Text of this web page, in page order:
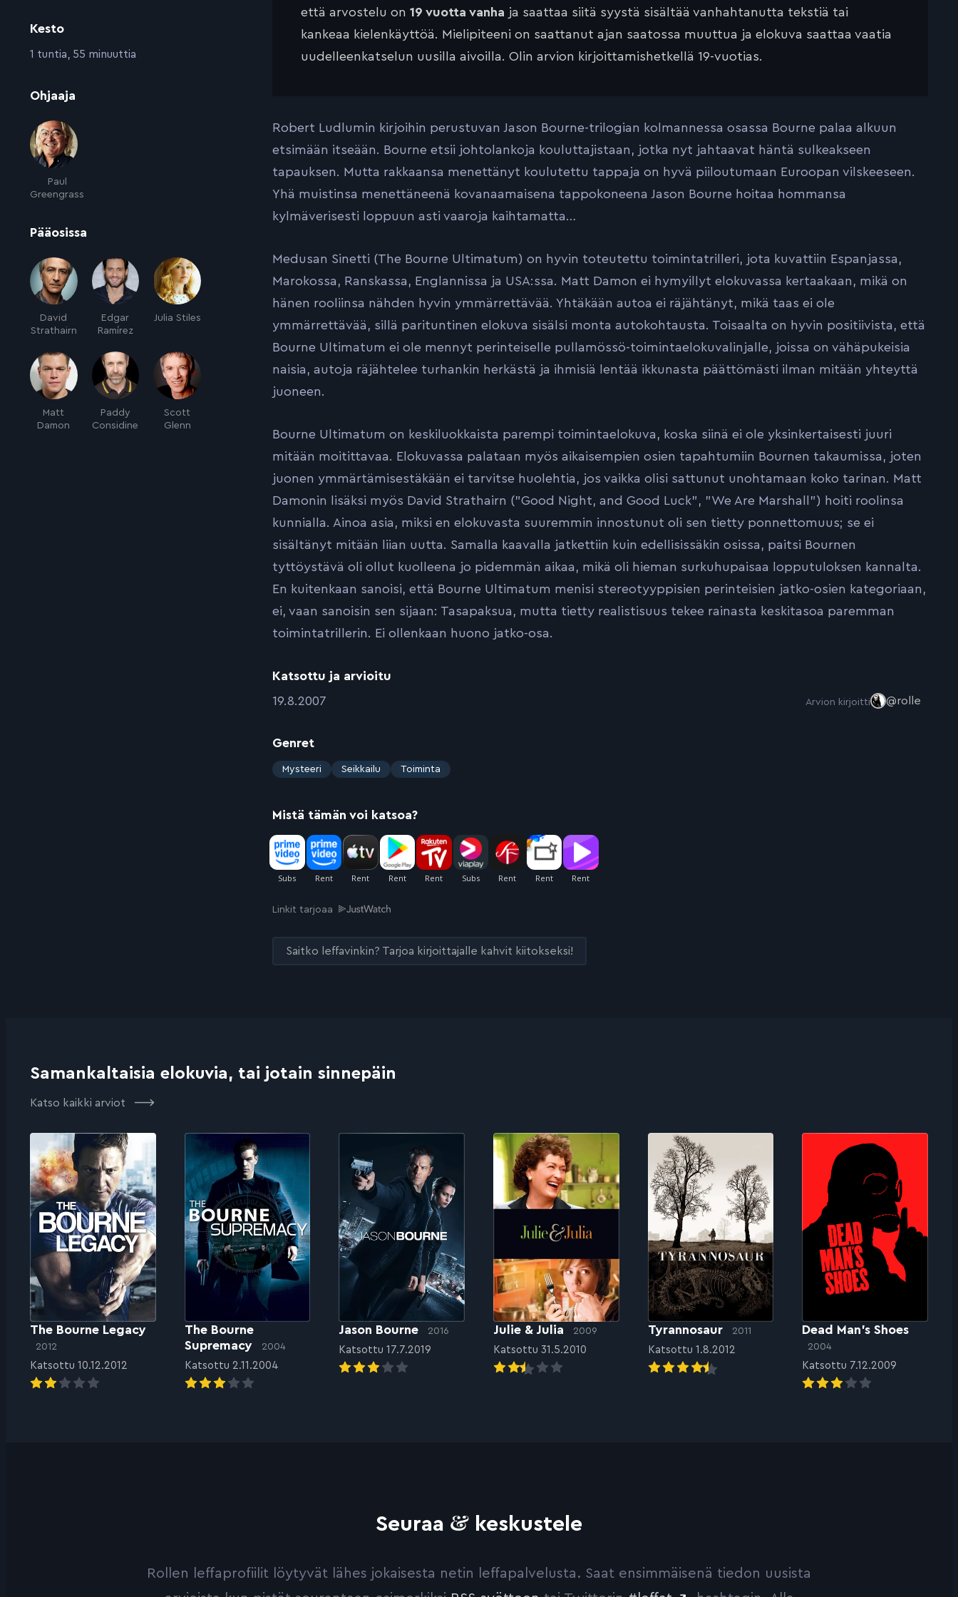
Kesto
:1 tuntia, 55 minuuttia
Ohjaaja
Paul
Greengrass
Pääosissa
David
Strathairn
Edgar
Ramírez
Julia Stiles
Matt
Damon
Paddy
Considine
Scott
Glenn
että arvostelu on 19 vuotta vanha ja saattaa siitä syystä sisältää vanhahtanutta tekstiä tai
kankeaa kielenkäyttöä. Mielipiteeni on saattanut ajan saatossa muuttua ja elokuva saattaa vaatia
uudelleenkatselun uusilla aivoilla. Olin arvion kirjoittamishetkellä 19-vuotias.
Robert Ludlumin kirjoihin perustuvan Jason Bourne-trilogian kolmannessa osassa Bourne palaa alkuun
etsimään itseään. Bourne etsii johtolankoja kouluttajistaan, jotka nyt jahtaavat häntä sulkeakseen
tapauksen. Mutta rakkaansa menettänyt koulutettu tappaja on hyvä piiloutumaan Euroopan vilskeeseen.
Yhä muistinsa menettäneenä kovanaamaisena tappokoneena Jason Bourne hoitaa hommansa
kylmäverisesti loppuun asti vaaroja kaihtamatta…
Medusan Sinetti (The Bourne Ultimatum) on hyvin toteutettu toimintatrilleri, jota kuvattiin Espanjassa,
Marokossa, Ranskassa, Englannissa ja USA:ssa. Matt Damon ei hymyillyt elokuvassa kertaakaan, mikä on
hänen rooliinsa nähden hyvin ymmärrettävää. Yhtäkään autoa ei räjähtänyt, mikä taas ei ole
ymmärrettävää, sillä parituntinen elokuva sisälsi monta autokohtausta. Toisaalta on hyvin positiivista, että
Bourne Ultimatum ei ole mennyt perinteiselle pullamössö-toimintaelokuvalinjalle, joissa on vähäpukeisia
naisia, autoja räjähtelee turhankin herkästä ja ihmisiä lentää ikkunasta päättömästi ilman mitään yhteyttä
juoneen.
Bourne Ultimatum on keskiluokkaista parempi toimintaelokuva, koska siinä ei ole yksinkertaisesti juuri
mitään moitittavaa. Elokuvassa palataan myös aikaisempien osien tapahtumiin Bournen takaumissa, joten
juonen ymmärtämisestäkään ei tarvitse huolehtia, jos vaikka olisi sattunut unohtamaan koko tarinan. Matt
Damonin lisäksi myös David Strathairn (”Good Night, and Good Luck”, ”We Are Marshall”) hoiti roolinsa
kunnialla. Ainoa asia, miksi en elokuvasta suuremmin innostunut oli sen tietty ponnettomuus; se ei
sisältänyt mitään liian uutta. Samalla kaavalla jatkettiin kuin edellisissäkin osissa, paitsi Bournen
tyttöystävä oli ollut kuolleena jo pidemmän aikaa, mikä oli hieman surkuhupaisaa lopputuloksen kannalta.
En kuitenkaan sanoisi, että Bourne Ultimatum menisi stereotyyppisien perinteisien jatko-osien kategoriaan,
ei, vaan sanoisin sen sijaan: Tasapaksua, mutta tietty realistisuus tekee rainasta keskitasoa paremman
toimintatrillerin. Ei ollenkaan huono jatko-osa.
Katsottu ja arvioitu
:19.8.2007 Arvion kirjoitti @rolle
Genret
:
Mysteeri Seikkailu Toiminta
Mistä tämän voi katsoa?
Linkit tarjoaa
Saitko leffavinkin? Tarjoa kirjoittajalle kahvit kiitokseksi!
Samankaltaisia elokuvia, tai jotain sinnepäin
Katso kaikki arviot
The Bourne Legacy
2012
Katsottu 10.12.2012
The Bourne
Supremacy
2004
Katsottu 2.11.2004
Jason Bourne 2016
Katsottu 17.7.2019
Julie & Julia 2009
Katsottu 31.5.2010
Tyrannosaur 2011
Katsottu 1.8.2012
Dead Man’s Shoes
2004
Katsottu 7.12.2009
Seuraa & keskustele
Rollen leffaprofiilit löytyvät lähes jokaisesta netin leffapalvelusta. Saat ensimmäisenä tiedon uusista